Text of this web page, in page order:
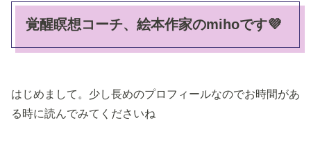
覚醒瞑想コーチ、絵本作家のmihoです💜
はじめまして。少し長めのプロフィールなのでお時間があ
る時に読んでみてくださいね